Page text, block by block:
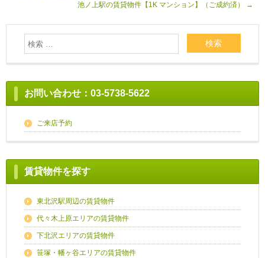
池ノ上駅の賃貸物件【1K マンション】（ご成約済）
→
お問い合わせ：03-5738-5622
ご来店予約
賃貸物件を探す
東北沢駅周辺の賃貸物件
代々木上原エリアの賃貸物件
下北沢エリアの賃貸物件
笹塚・幡ヶ谷エリアの賃貸物件